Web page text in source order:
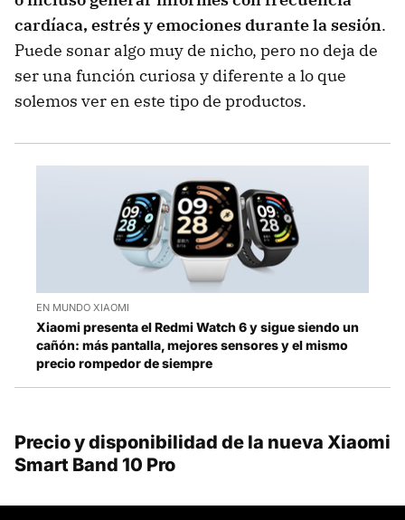
cardíaca, estrés y emociones durante la sesión.
Puede sonar algo muy de nicho, pero no deja de
ser una función curiosa y diferente a lo que
solemos ver en este tipo de productos.
EN MUNDO XIAOMI
Xiaomi presenta el Redmi Watch 6 y sigue siendo un
cañón: más pantalla, mejores sensores y el mismo
precio rompedor de siempre
Precio y disponibilidad de la nueva Xiaomi
Smart Band 10 Pro